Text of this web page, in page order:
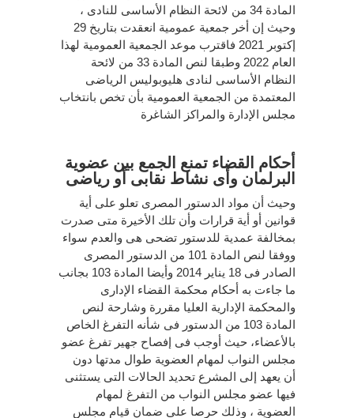
المادة 34 من لائحة النظام الأساسى للنادى ،
وحيث إن أخر جمعية عمومية انعقدت بتاريخ 29
إكتوبر 2021 فاقترب موعد الجمعية العمومية لهذا
العام 2022 وطبقا لنص المادة 33 من لائحة
النظام الأساسى لنادى هليوبوليس الرياضى
المعتمدة من الجمعية العمومية بأن تخص بانتخاب
مجلس الإدارة والمراكز الشاغرة
أحكام القضاء تمنع الجمع بين عضوية
البرلمان وأى نشاط نقابى أو رياضى
وحيث أن مواد الدستور المصرى تعلو على أية
قوانين أو أية قرارات وأن تلك الأخيرة متى صدرت
بمخالفة عمدية للدستور تضحى هى والعدم سواء
ووفقا لنص المادة 101 من الدستور المصرى
الصادر فى 18 يناير 2014 وأيضا المادة 103 بجانب
ما جاءت به أحكام محكمة القضاء الإدارى
والمحكمة الإدارية العليا مقررة وشارحة لنص
المادة 103 من الدستور فى شأنه التفرغ الخاص
بالأعضاء، حيث أوجب فى إفصاح جهير تفرغ عضو
مجلس النواب لمهام العضوية طوال مدتها دون
أن يعهد إلى المشرع تحديد الحالات التى يستثنى
فيها عضو مجلس النواب من التفرغ لمهام
العضوية ، وذلك حرصا على ضمان قيام مجلس